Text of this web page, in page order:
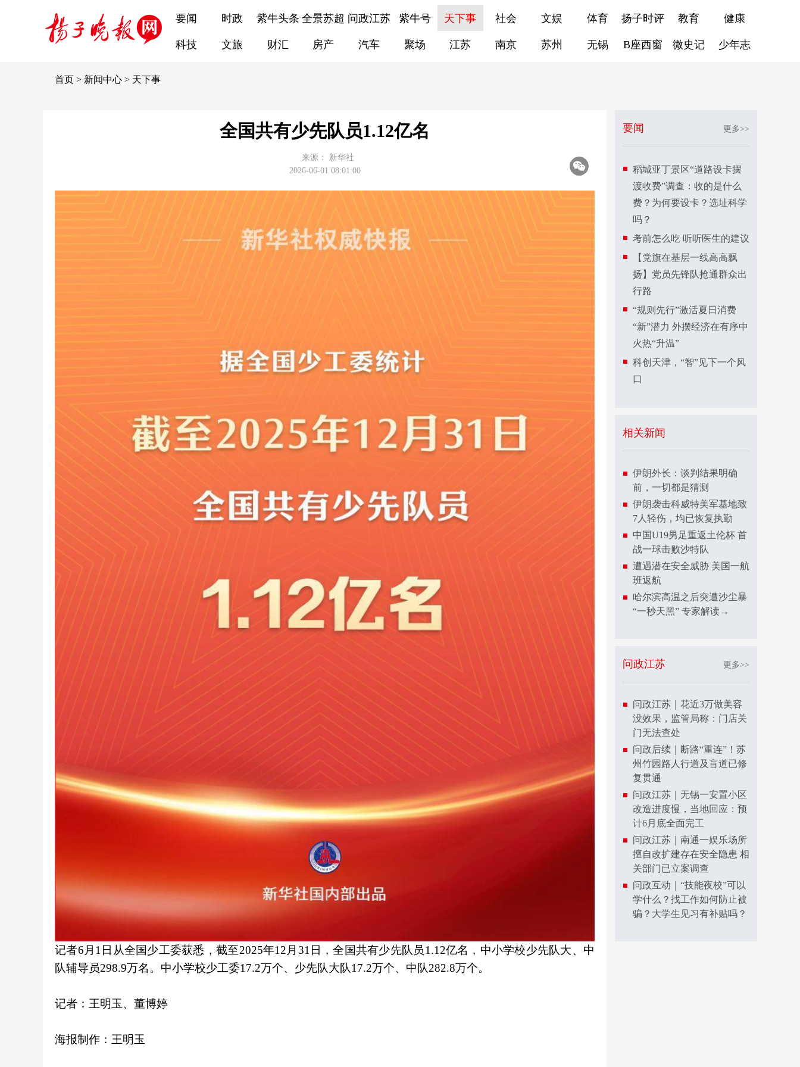
要闻 时政 紫牛头条 全景苏超 问政江苏 紫牛号 天下事 社会 文娱 体育 扬子时评 教育 健康
科技 文旅 财汇 房产 汽车 聚场 江苏 南京 苏州 无锡 B座西窗 微史记 少年志
首页 > 新闻中心 > 天下事
全国共有少先队员1.12亿名
来源：
新华社
2026-06-01 08:01:00
记者6月1日从全国少工委获悉，截至2025年12月31日，全国共有少先队员1.12亿名，中小学校少先队大、中
队辅导员298.9万名。中小学校少工委17.2万个、少先队大队17.2万个、中队282.8万个。
记者：王明玉、董博婷
海报制作：王明玉
要闻 更多>>
稻城亚丁景区“道路设卡摆
渡收费”调查：收的是什么
费？为何要设卡？选址科学
吗？
考前怎么吃 听听医生的建议
【党旗在基层一线高高飘
扬】党员先锋队抢通群众出
行路
“规则先行”激活夏日消费
“新”潜力 外摆经济在有序中
火热“升温”
科创天津，“智”见下一个风
口
相关新闻
伊朗外长：谈判结果明确
前，一切都是猜测
伊朗袭击科威特美军基地致
7人轻伤，均已恢复执勤
中国U19男足重返土伦杯 首
战一球击败沙特队
遭遇潜在安全威胁 美国一航
班返航
哈尔滨高温之后突遭沙尘暴
“一秒天黑” 专家解读→
问政江苏 更多>>
问政江苏｜花近3万做美容
没效果，监管局称：门店关
门无法查处
问政后续｜断路“重连”！苏
州竹园路人行道及盲道已修
复贯通
问政江苏｜无锡一安置小区
改造进度慢，当地回应：预
计6月底全面完工
问政江苏｜南通一娱乐场所
擅自改扩建存在安全隐患 相
关部门已立案调查
问政互动｜“技能夜校”可以
学什么？找工作如何防止被
骗？大学生见习有补贴吗？